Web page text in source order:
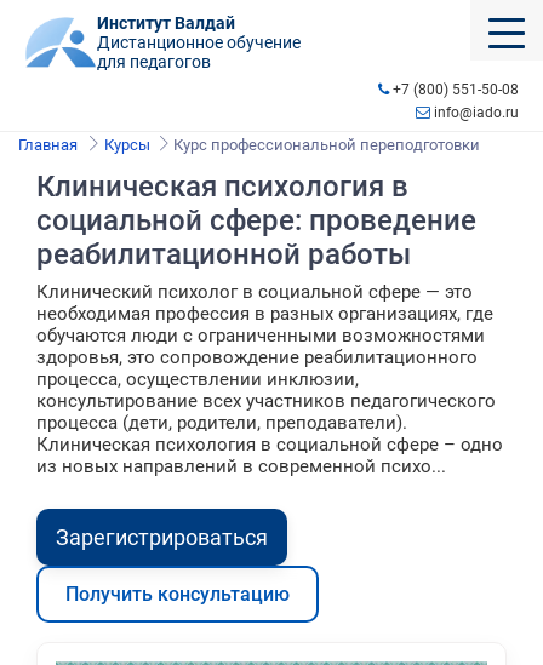
Институт Валдай
Дистанционное обучение
для педагогов
+7 (800) 551-50-08
info@iado.ru
Главная Курсы Курс профессиональной переподготовки
Клиническая психология в
социальной сфере: проведение
реабилитационной работы
Клинический психолог в социальной сфере — это
необходимая профессия в разных организациях, где
обучаются люди с ограниченными возможностями
здоровья, это сопровождение реабилитационного
процесса, осуществлении инклюзии,
консультирование всех участников педагогического
процесса (дети, родители, преподаватели).
Клиническая психология в социальной сфере – одно
из новых направлений в современной психо...
Зарегистрироваться
Получить консультацию